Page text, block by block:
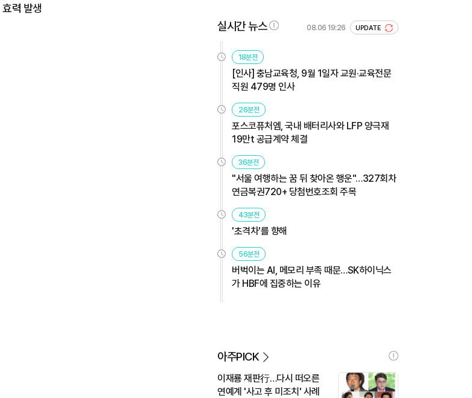
력 발생
실시간 뉴스 08.06 19:26 UPDATE
18분전
[인사] 충남교육청, 9월 1일자 교원·교육전문
직원 479명 인사
26분전
포스코퓨처엠, 국내 배터리사와 LFP 양극재
19만t 공급계약 체결
36분전
"서울 여행하는 꿈 뒤 찾아온 행운"…327회차
연금복권720+ 당첨번호조회 주목
43분전
'초격차'를 향해
56분전
버벅이는 AI, 메모리 부족 때문…SK하이닉스
가 HBF에 집중하는 이유
아주PICK
이재룡 재판行…다시 떠오른
연예계 '사고 후 미조치' 사례